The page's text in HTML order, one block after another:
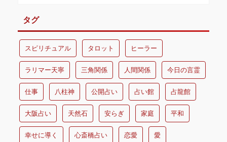
タグ
スピリチュアル タロット ヒーラー
ラリマー天寧 三角関係 人間関係 今日の言霊
仕事 八柱神 公開占い 占い館 占龍館
大阪占い 天然石 安らぎ 家庭 平和
幸せに導く 心斎橋占い 恋愛 愛